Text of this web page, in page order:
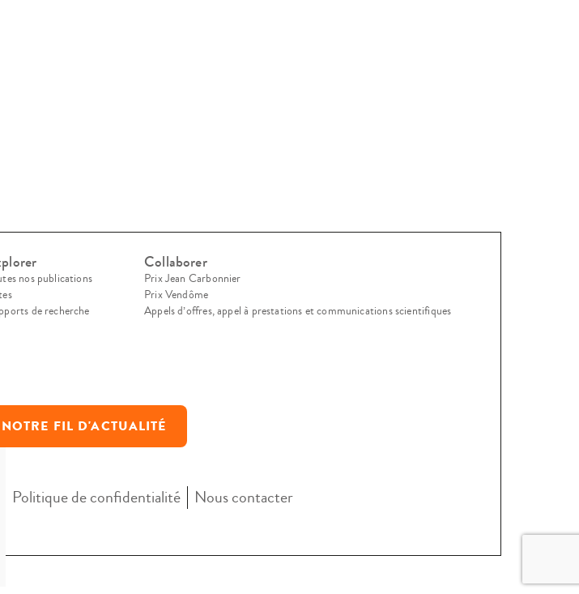
nos publications
de recherche
Collaborer
Prix Jean Carbonnier
Prix Vendôme
Appels d’offres, appel à prestations et communications scientifiques
FIL D'ACTUALITÉ
Politique de confidentialité Nous contacter